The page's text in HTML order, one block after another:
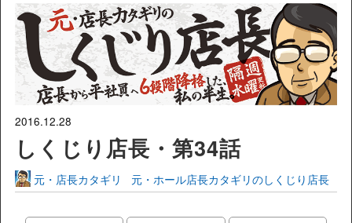
2016.12.28
しくじり店長・第34話
元・店長カタギリ 元・ホール店長カタギリのしくじり店長